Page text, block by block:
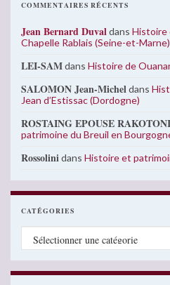
COMMENTAIRES RÉCENTS
Jean Bernard Duvaldans Histoire
Chapelle Rablais (Seine-et-Marne)
LEI-SAMdans Histoire de
SALOMON Jean-Micheldans
Jean d’Estissac (Dordogne)
ROSTAING EPOUSE
patrimoine du Breuil en
Rossolinidans Histoire et
CATÉGORIES
Catégories